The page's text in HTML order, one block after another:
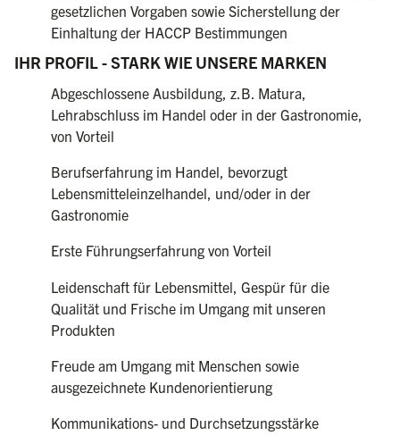
gesetzlichen Vorgaben sowie Sicherstellung der
Einhaltung der HACCP Bestimmungen
IHR PROFIL - STARK WIE UNSERE MARKEN
Abgeschlossene Ausbildung, z.B. Matura,
Lehrabschluss im Handel oder in der Gastronomie,
von Vorteil
Berufserfahrung im Handel, bevorzugt
Lebensmitteleinzelhandel, und/oder in der
Gastronomie
Erste Führungserfahrung von Vorteil
Leidenschaft für Lebensmittel, Gespür für die
Qualität und Frische im Umgang mit unseren
Produkten
Freude am Umgang mit Menschen sowie
ausgezeichnete Kundenorientierung
Kommunikations- und Durchsetzungsstärke